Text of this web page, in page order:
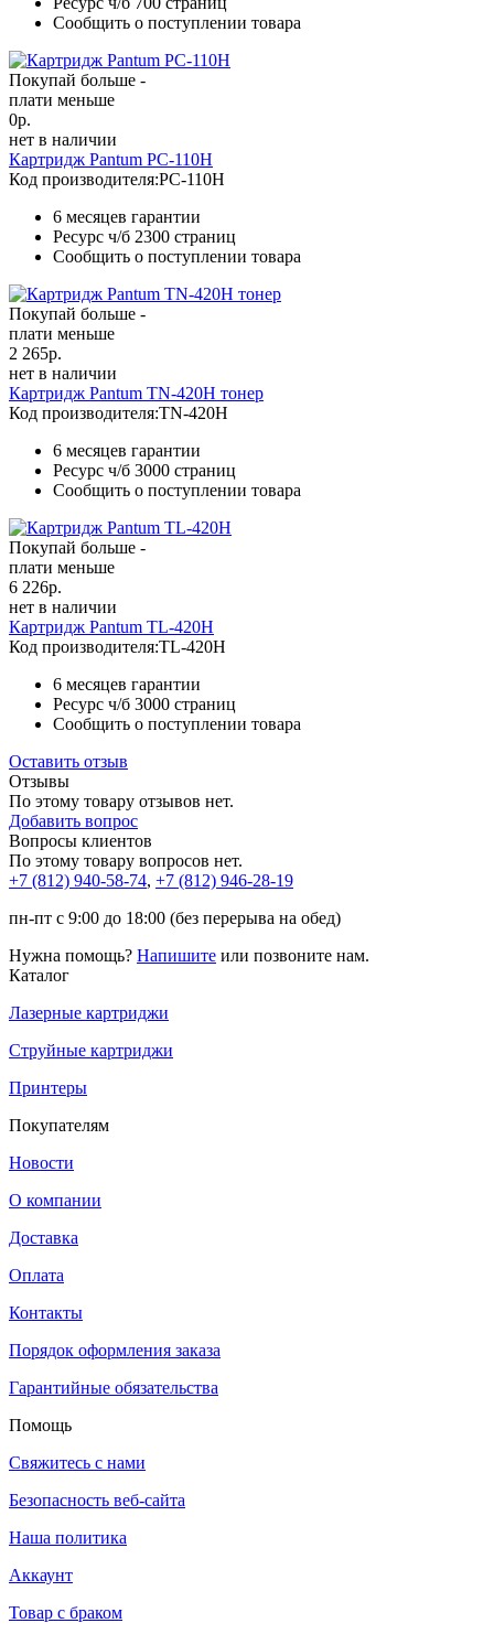
Сообщить о поступлении товара
Покупай больше -
плати меньше
0р.
нет в наличии
Картридж Pantum PC-110H
Код производителя:PC-110H
6 месяцев гарантии
Ресурс ч/б 2300 страниц
Сообщить о поступлении товара
Покупай больше -
плати меньше
2 265р.
нет в наличии
Картридж Pantum TN-420H тонер
Код производителя:TN-420H
6 месяцев гарантии
Ресурс ч/б 3000 страниц
Сообщить о поступлении товара
Покупай больше -
плати меньше
6 226р.
нет в наличии
Картридж Pantum TL-420H
Код производителя:TL-420H
6 месяцев гарантии
Ресурс ч/б 3000 страниц
Сообщить о поступлении товара
Оставить отзыв
Отзывы
По этому товару отзывов нет.
Добавить вопрос
Вопросы клиентов
По этому товару вопросов нет.
+7 (812) 940-58-74, +7 (812) 946-28-19
пн-пт с 9:00 до 18:00 (без перерыва на обед)
Нужна помощь? Напишите или позвоните нам.
Каталог
Лазерные картриджи
Струйные картриджи
Принтеры
Покупателям
Новости
О компании
Доставка
Оплата
Контакты
Порядок оформления заказа
Гарантийные обязательства
Помощь
Свяжитесь с нами
Безопасность веб-сайта
Наша политика
Аккаунт
Товар с браком